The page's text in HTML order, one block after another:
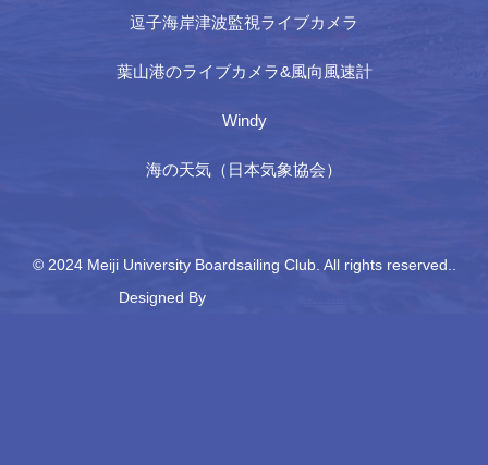
逗子海岸津波監視ライブカメラ
葉山港のライブカメラ&風向風速計
Windy
海の天気（日本気象協会）
© 2024 Meiji University Boardsailing Club. All rights reserved..
Designed By